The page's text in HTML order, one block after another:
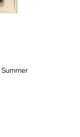
Summer